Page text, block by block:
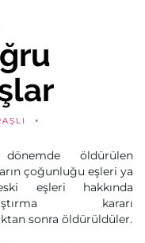
öldürülen
çoğunluğu eşleri ya
eşleri hakkında
kararı
sonra öldürüldüler.